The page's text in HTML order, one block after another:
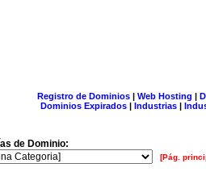
Registro de Dominios| Web Hosting |
Dominios Expirados | Industrias |
de Dominio:
[Pág.